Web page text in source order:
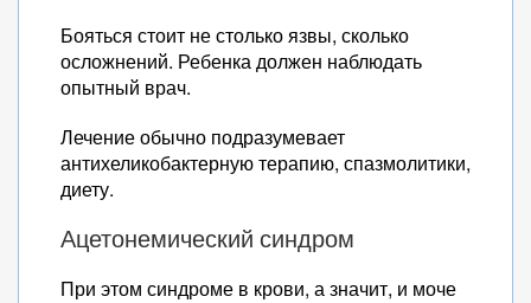
Бояться стоит не столько язвы, сколько
осложнений. Ребенка должен наблюдать
опытный врач.
Лечение обычно подразумевает
антихеликобактерную терапию, спазмолитики,
диету.
Ацетонемический синдром
При этом синдроме в крови, а значит, и моче